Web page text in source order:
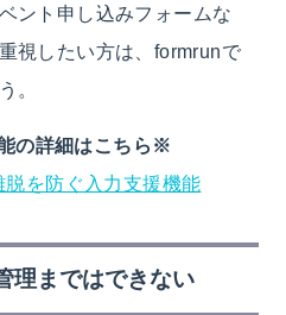
ント申し込みフォームな
視したい方は、formrunで
。
の詳細はこちら※
を防ぐ入力支援機能
理まではできない